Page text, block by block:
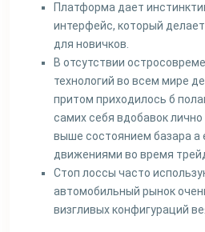
Платформа дает
интерфейс, который
для новичков.
В отсутствии
технологий во всем мире
притом приходилось б
самих себя вдобавок
выше состоянием базара а
движениями во время
Стоп лоссы часто
автомобильный рынок
визгливых конфигураций